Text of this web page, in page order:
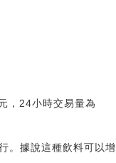
，24小時交易量為
。據說這種飲料可以增